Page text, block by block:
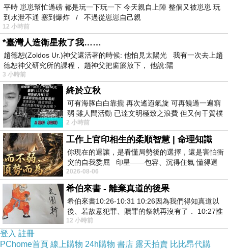
平時 崽崽幫忙過磅 都是玩一下玩一下 今天親自上陣 整個又被崽崽 玩
到水泄不通 塞到爆炸 / 不過從崽崽自己親
12 小時前
*臺灣人造衛星救了我……
趙德恕(Zoldos Ur.)神父還活著的時候: 他怕見太陽光 我有一次去上趙
德恕神父研究所的課程， 趙神父把窗簾放下， 他說:陽
3 小時前
終於立秋
可有海豚白白靠攏 再次遙迢氣旋 可再饒過一遍窮
弱 雖人間活動 已達文明極致之浪費 但又何干質樸
者 只能白白陪葬
2 小時前
工作上官印相生的柔順智慧 | 命理知識
你現在的退讓，是看懂局勢後的選擇，還是害怕衝
突的自我委屈 印星——包容、沉得住氣 懂得退
一步觀察，不會
2026-08-06
希伯來書 - 離棄真道的後果
希伯來書10:26-10:31 10:26因為我們得知真道以
後、若故意犯罪、贖罪的祭就再沒有了． 10:27惟
有戰懼等候審判和那燒滅眾敵人的烈火
12 小時前
登入 註冊
PChome首頁 線上購物 24h購物 書店 露天拍賣 比比昂代購